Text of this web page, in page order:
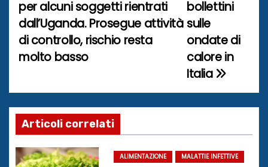
v
i
a
z
i
bollettini
sulle
ondate di
calore in
Italia
per alcuni soggetti rientrati
dall’Uganda. Prosegue attività
di controllo, rischio resta
molto basso
Articoli correlati
ALIMENTAZIONE
MALATTIE INFETTIVE